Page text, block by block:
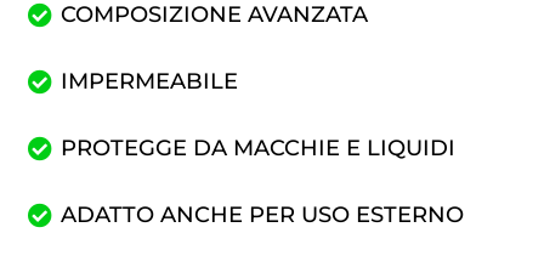
COMPOSIZIONE AVANZATA
IMPERMEABILE
PROTEGGE DA MACCHIE E LIQUIDI
ADATTO ANCHE PER USO ESTERNO